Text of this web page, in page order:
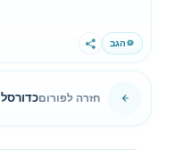
הגב שתף
חזרה לפורוםכדורסל